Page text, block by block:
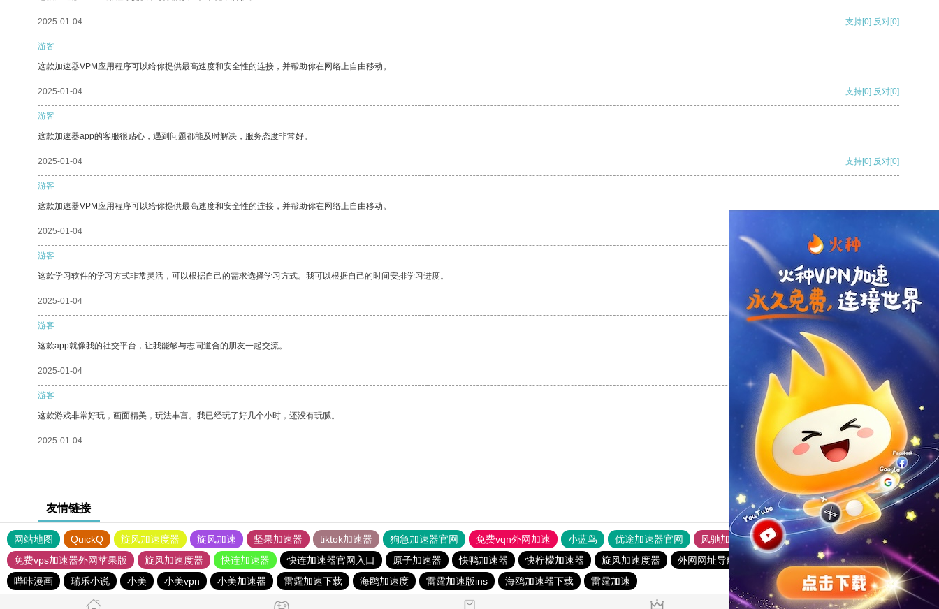
2025-01-04 支持[0] 反对[0]
游客
这款加速器VPM应用程序可以给你提供最高速度和安全性的连接，并帮助你在网络上自由移动。
2025-01-04 支持[0] 反对[0]
游客
这款加速器app的客服很贴心，遇到问题都能及时解决，服务态度非常好。
2025-01-04 支持[0] 反对[0]
游客
这款加速器VPM应用程序可以给你提供最高速度和安全性的连接，并帮助你在网络上自由移动。
2025-01-04
游客
这款学习软件的学习方式非常灵活，可以根据自己的需求选择学习方式。我可以根据自己的时间安排学习进度。
2025-01-04 支持[0] 反对[0]
游客
这款app就像我的社交平台，让我能够与志同道合的朋友一起交流。
2025-01-04 支持[0] 反对
游客
这款游戏非常好玩，画面精美，玩法丰富。我已经玩了好几个小时，还没有玩腻。
2025-01-04 支持[0] 反对[0]
友情链接
网站地图 QuickQ 旋风加速度器 旋风加速 坚果加速器 tiktok加速器 狗急加速器官网 免费vqn外网加速 小蓝鸟 优途加速器官网 风驰加速器
旋风加速器
免费vps加速器外网苹果版
旋风加速度器 快连加速器 快连加速器官网入口 原子加速器 快鸭加速器 快柠檬加速器 旋风加速度器 外网网址导航 软件中心 雷霆加速
狂飙加速器
哔咔漫画
瑞乐小说 小美 小美vpn 小美加速器 雷霆加速下载 海鸥加速度 雷霆加速版ins 海鸥加速器下载 雷霆加速